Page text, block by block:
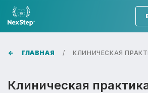
ГЛАВНАЯ КЛИНИЧЕСКАЯ
Клиническая